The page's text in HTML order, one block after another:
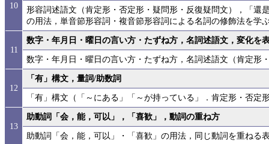
10
形容詞述語文（肯定形・否定形・疑問形・反復疑問文），「還
の用法，単音節形容詞・複音節形容詞による名詞の修飾法を学
11
数字・年月日・曜日の言い方・たずね方，名詞述語文，変化を
数字・年月日・曜日の言い方・たずね方，名詞述語文（肯定形
12
「有」構文，量詞/助数詞
「有」構文（「～にある」「～が持っている」．肯定形・否
13
助動詞「会，能，可以」，「喜歓」，動詞の重ね方
助動詞「会，能，可以」・「喜歓」の用法，同じ動詞を重ねる